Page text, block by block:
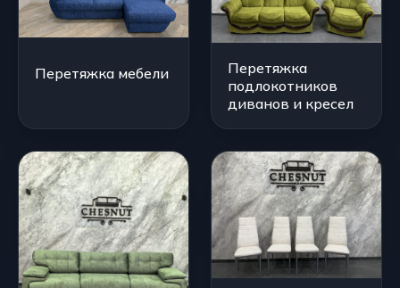
Перетяжка мебели
Перетяжка
подлокотников
диванов и кресел